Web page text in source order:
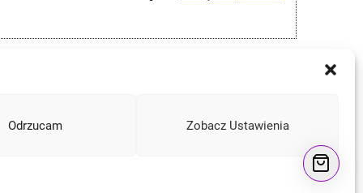
Odrzucam Zobacz Ustawienia
Instagram
Facebook
YouTube
Mail